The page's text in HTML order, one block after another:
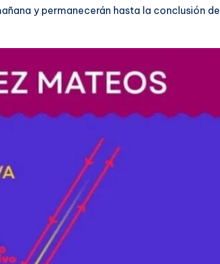
y permanecerán hasta la conclusión de